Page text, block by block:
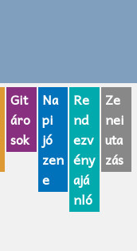
Git
áro
sok
Na
pi
jó
zen
e
Re
nd
ezv
ény
ajá
nló
Ze
nei
uta
zás